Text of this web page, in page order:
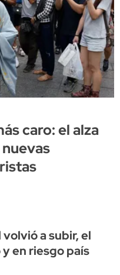
caro: el alza
a subir, el
en riesgo país